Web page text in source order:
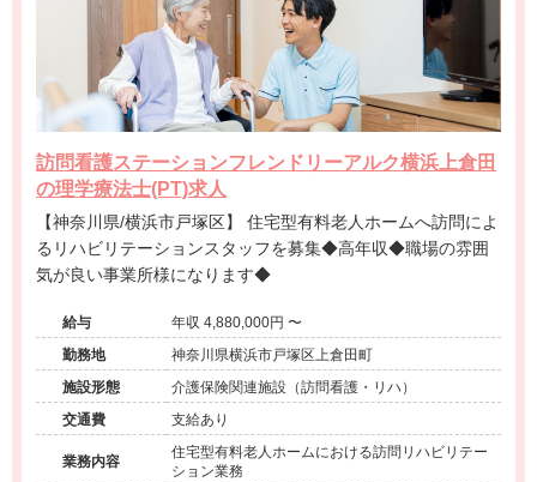
訪問看護ステーションフレンドリーアルク横浜上倉田
の理学療法士(PT)求人
【神奈川県/横浜市戸塚区】 住宅型有料老人ホームへ訪問によ
るリハビリテーションスタッフを募集◆高年収◆職場の雰囲
気が良い事業所様になります◆
給与
年収 4,880,000円 〜
勤務地
神奈川県横浜市戸塚区上倉田町
施設形態
介護保険関連施設（訪問看護・リハ）
交通費
支給あり
業務内容
住宅型有料老人ホームにおける訪問リハビリテー
ション業務